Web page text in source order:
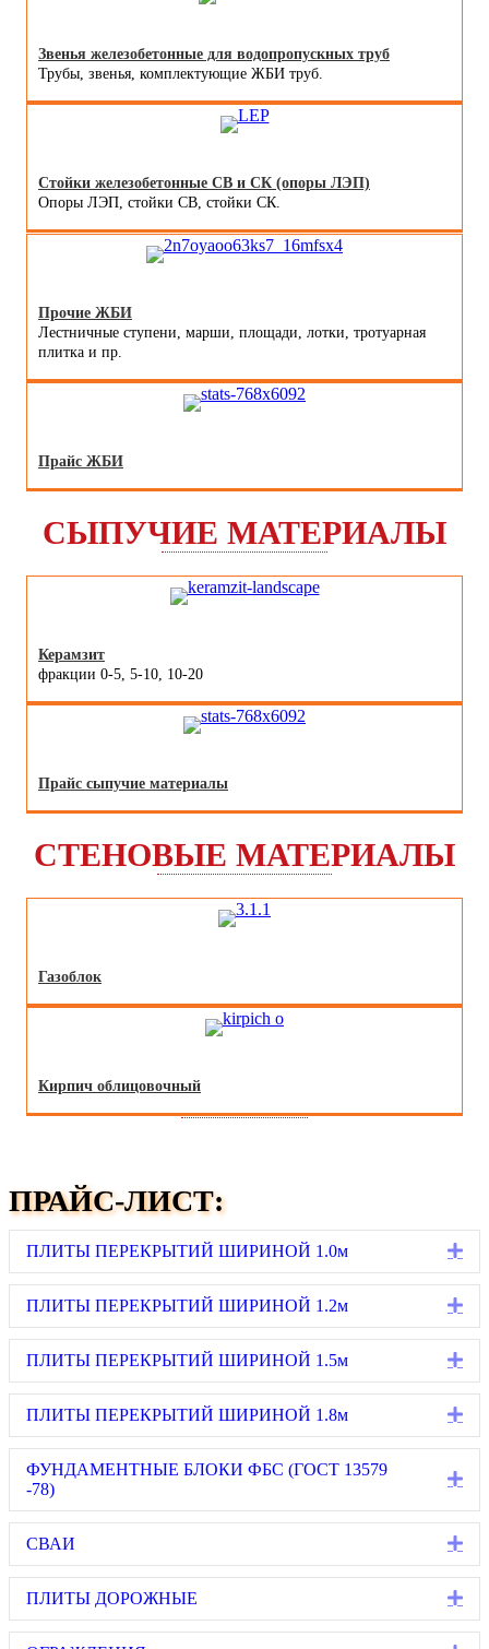
Звенья железобетонные для водопропускных труб
Трубы, звенья, комплектующие ЖБИ труб.
Стойки железобетонные СВ и СК (опоры ЛЭП)
Опоры ЛЭП, стойки СВ, стойки СК.
Прочие ЖБИ
Лестничные ступени, марши, площади, лотки, тротуарная
плитка и пр.
Прайс ЖБИ
СЫПУЧИЕ МАТЕРИАЛЫ
Керамзит
фракции 0-5, 5-10, 10-20
Прайс сыпучие материалы
СТЕНОВЫЕ МАТЕРИАЛЫ
Газоблок
Кирпич облицовочный
ПРАЙС-ЛИСТ:
ПЛИТЫ ПЕРЕКРЫТИЙ ШИРИНОЙ 1.0м
ПЛИТЫ ПЕРЕКРЫТИЙ ШИРИНОЙ 1.2м
ПЛИТЫ ПЕРЕКРЫТИЙ ШИРИНОЙ 1.5м
ПЛИТЫ ПЕРЕКРЫТИЙ ШИРИНОЙ 1.8м
ФУНДАМЕНТНЫЕ БЛОКИ ФБС (ГОСТ 13579
-78)
СВАИ
ПЛИТЫ ДОРОЖНЫЕ